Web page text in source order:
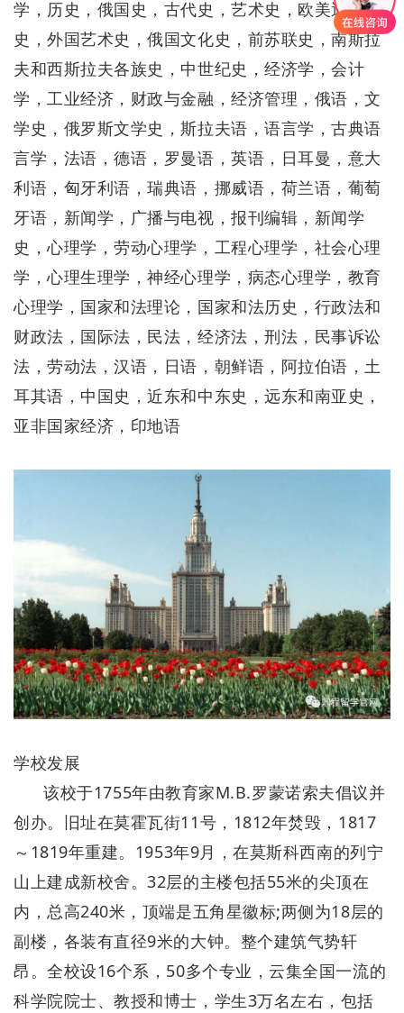
学，历史，俄国史，古代史，艺术史，欧美近代
史，外国艺术史，俄国文化史，前苏联史，南斯拉
夫和西斯拉夫各族史，中世纪史，经济学，会计
学，工业经济，财政与金融，经济管理，俄语，文
学史，俄罗斯文学史，斯拉夫语，语言学，古典语
言学，法语，德语，罗曼语，英语，日耳曼，意大
利语，匈牙利语，瑞典语，挪威语，荷兰语，葡萄
牙语，新闻学，广播与电视，报刊编辑，新闻学
史，心理学，劳动心理学，工程心理学，社会心理
学，心理生理学，神经心理学，病态心理学，教育
心理学，国家和法理论，国家和法历史，行政法和
财政法，国际法，民法，经济法，刑法，民事诉讼
法，劳动法，汉语，日语，朝鲜语，阿拉伯语，土
耳其语，中国史，近东和中东史，远东和南亚史，
亚非国家经济，印地语
学校发展
该校于1755年由教育家M.B.罗蒙诺索夫倡议并
创办。旧址在莫霍瓦街11号，1812年焚毁，1817
～1819年重建。1953年9月，在莫斯科西南的列宁
山上建成新校舍。32层的主楼包括55米的尖顶在
内，总高240米，顶端是五角星徽标;两侧为18层的
副楼，各装有直径9米的大钟。整个建筑气势轩
昂。全校设16个系，50多个专业，云集全国一流的
科学院院士、教授和博士，学生3万名左右，包括